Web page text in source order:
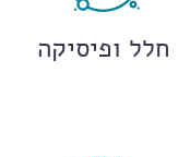
חלל ופיסיקה